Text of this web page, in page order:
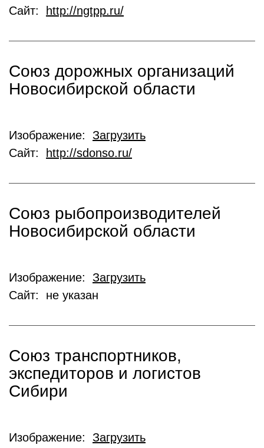
Сайт:
http://ngtpp.ru/
Союз дорожных организаций
Новосибирской области
Изображение: Загрузить
Сайт:
http://sdonso.ru/
Союз рыбопроизводителей
Новосибирской области
Изображение: Загрузить
Сайт: не указан
Союз транспортников,
экспедиторов и логистов
Сибири
Изображение: Загрузить